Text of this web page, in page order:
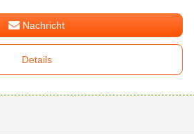
Nachricht
Details